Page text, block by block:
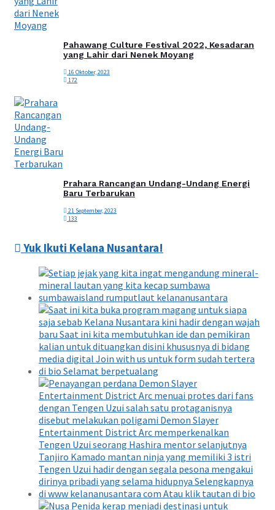
Pahawang Culture Festival 2022, Kesadaran
yang Lahir dari Nenek Moyang
16 Oktober, 2023
172
Prahara Rancangan Undang-Undang Energi
Baru Terbarukan
21 September, 2023
133
Yuk Ikuti Kelana Nusantara!